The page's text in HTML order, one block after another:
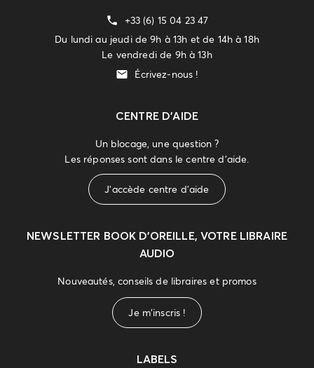
+33 (6) 15 04 23 47
Du lundi au jeudi de 9h à 13h et de 14h à 18h
Le vendredi de 9h à 13h
Écrivez-nous !
CENTRE D'AIDE
Un blocage, une question ?
Les réponses sont dans le centre d'aide.
J'accède centre d'aide
NEWSLETTER BOOK D’OREILLE, VOTRE LIBRAIRE
AUDIO
Nouveautés, conseils de libraires et promos
Je m'inscris !
LABELS